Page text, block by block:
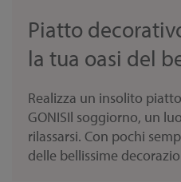
Piatto
la tua oasi del
Realizza un insolito
GONISIl soggiorno, un
rilassarsi. Con pochi
delle bellissime